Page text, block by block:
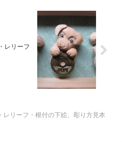
レリーフ
レリーフ・根付の下絵、彫り方見本